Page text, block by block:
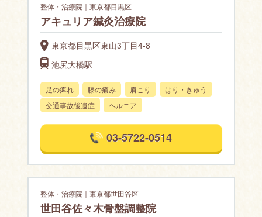
整体・治療院｜東京都目黒区
アキュリア鍼灸治療院
東京都目黒区東山3丁目4-8
池尻大橋駅
足の痺れ 膝の痛み 肩こり
はり・きゅう
交通事故後遺症
ヘルニア
03-5722-0514
整体・治療院｜東京都世田谷区
世田谷佐々木骨盤調整院